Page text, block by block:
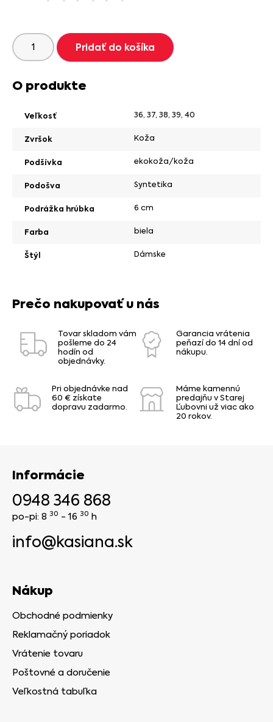
Pridať do košíka
O produkte
Veľkosť 36, 37, 38, 39, 40
Zvršok Koža
Podšívka ekokoža/koža
Podošva Syntetika
Podrážka hrúbka 6 cm
Farba biela
Štýl Dámske
Prečo nakupovať u nás
Tovar skladom vám
pošleme do 24
hodín od
objednávky.
Garancia vrátenia
peňazí do 14 dní od
nákupu.
Pri objednávke nad
60 € získate
dopravu zadarmo.
Máme kamennú
predajňu v Starej
Ľubovni už viac ako
20 rokov.
Informácie
0948 346 868
po-pi: 8 30 - 16 30 h
info@kasiana.sk
Nákup
Obchodné podmienky
Reklamačný poriadok
Vrátenie tovaru
Poštovné a doručenie
Veľkostná tabuľka